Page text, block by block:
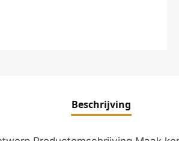
Beschrijving